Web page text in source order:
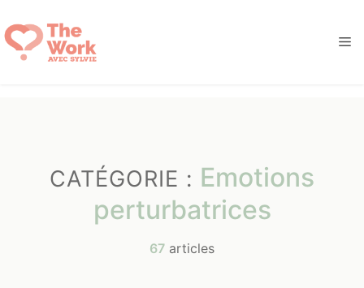
au
contenu
CATÉGORIE : Emotions
perturbatrices
67 articles